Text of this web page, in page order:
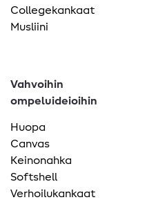
Collegekankaat
Musliini
Vahvoihin
ompeluideioihin
Huopa
Canvas
Keinonahka
Softshell
Verhoilukankaat